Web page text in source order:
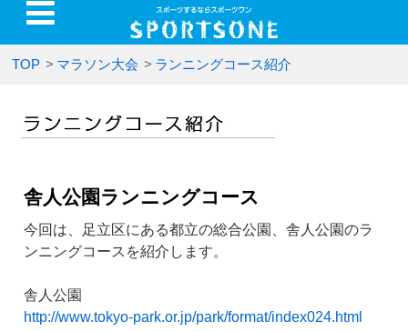
TOP > マラソン大会 > ランニングコース紹介
舎人公園ランニングコース
今回は、足立区にある都立の総合公園、舎人公園のラ
ンニングコースを紹介します。
舎人公園
http://www.tokyo-park.or.jp/park/format/index024.html